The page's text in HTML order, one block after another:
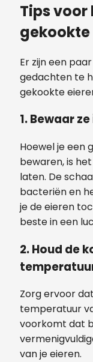
Tips
gekookte
Er zijn een
gedachten te
gekookte
1. Bewaar
Hoewel je een
bewaren, is
laten. De
bacteriën en
je de eieren
beste in een
2. Houd de
Zorg ervoor
temperatuur
voorkomt dat
van je eieren.